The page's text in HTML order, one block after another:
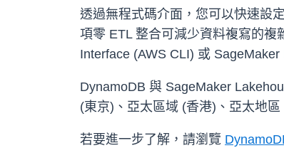
透過無程式碼介面，您可以快速設
項零 ETL 整合可減少資料複寫的
Interface (AWS CLI) 或
DynamoDB 與 SageMaker
(東京)、亞太區域 (香港)、亞太地
若要進一步了解，請瀏覽